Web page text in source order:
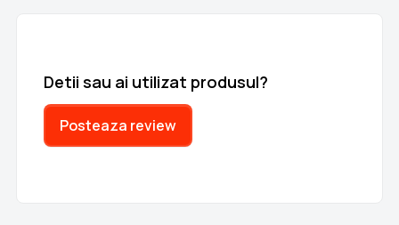
Detii sau ai utilizat produsul?
Posteaza review